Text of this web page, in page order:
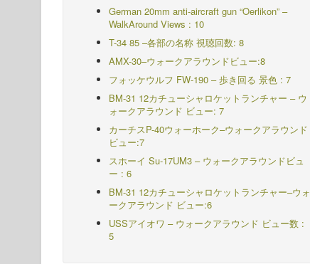
German 20mm anti-aircraft gun “Oerlikon” –
WalkAround Views : 10
T-34 85 –各部の名称 視聴回数: 8
AMX-30–ウォークアラウンドビュー:8
フォッケウルフ FW-190 – 歩き回る 景色 : 7
BM-31 12カチューシャロケットランチャー – ウ
ォークアラウンド ビュー: 7
カーチスP-40ウォーホーク–ウォークアラウンド
ビュー:7
スホーイ Su-17UM3 – ウォークアラウンドビュ
ー : 6
BM-31 12カチューシャロケットランチャー–ウォ
ークアラウンド ビュー:6
USSアイオワ – ウォークアラウンド ビュー数 :
5